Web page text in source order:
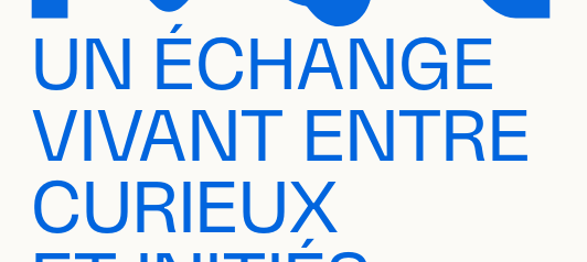
UN ÉCHANGE
VIVANT ENTRE
CURIEUX